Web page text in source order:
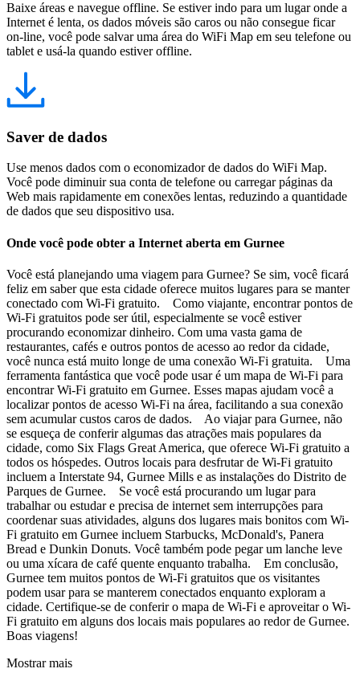
Baixe áreas e navegue offline. Se estiver indo para um lugar onde a
Internet é lenta, os dados móveis são caros ou não consegue ficar
on-line, você pode salvar uma área do WiFi Map em seu telefone ou
tablet e usá-la quando estiver offline.
Saver de dados
Use menos dados com o economizador de dados do WiFi Map.
Você pode diminuir sua conta de telefone ou carregar páginas da
Web mais rapidamente em conexões lentas, reduzindo a quantidade
de dados que seu dispositivo usa.
Onde você pode obter a Internet aberta em Gurnee
Você está planejando uma viagem para Gurnee? Se sim, você ficará
feliz em saber que esta cidade oferece muitos lugares para se manter
conectado com Wi-Fi gratuito. Como viajante, encontrar pontos de
Wi-Fi gratuitos pode ser útil, especialmente se você estiver
procurando economizar dinheiro. Com uma vasta gama de
restaurantes, cafés e outros pontos de acesso ao redor da cidade,
você nunca está muito longe de uma conexão Wi-Fi gratuita. Uma
ferramenta fantástica que você pode usar é um mapa de Wi-Fi para
encontrar Wi-Fi gratuito em Gurnee. Esses mapas ajudam você a
localizar pontos de acesso Wi-Fi na área, facilitando a sua conexão
sem acumular custos caros de dados. Ao viajar para Gurnee, não
se esqueça de conferir algumas das atrações mais populares da
cidade, como Six Flags Great America, que oferece Wi-Fi gratuito a
todos os hóspedes. Outros locais para desfrutar de Wi-Fi gratuito
incluem a Interstate 94, Gurnee Mills e as instalações do Distrito de
Parques de Gurnee. Se você está procurando um lugar para
trabalhar ou estudar e precisa de internet sem interrupções para
coordenar suas atividades, alguns dos lugares mais bonitos com Wi-
Fi gratuito em Gurnee incluem Starbucks, McDonald's, Panera
Bread e Dunkin Donuts. Você também pode pegar um lanche leve
ou uma xícara de café quente enquanto trabalha. Em conclusão,
Gurnee tem muitos pontos de Wi-Fi gratuitos que os visitantes
podem usar para se manterem conectados enquanto exploram a
cidade. Certifique-se de conferir o mapa de Wi-Fi e aproveitar o Wi-
Fi gratuito em alguns dos locais mais populares ao redor de Gurnee.
Boas viagens!
Mostrar mais